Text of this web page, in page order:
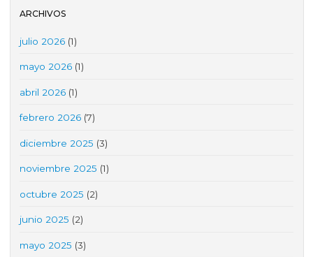
ARCHIVOS
julio 2026 (1)
mayo 2026 (1)
abril 2026 (1)
febrero 2026 (7)
diciembre 2025 (3)
noviembre 2025 (1)
octubre 2025 (2)
junio 2025 (2)
mayo 2025 (3)